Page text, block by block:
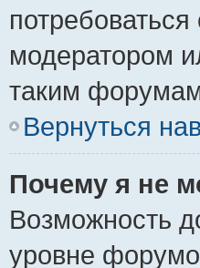
модератором
таким
Вернуться
Почему я не
Возможность
уровне